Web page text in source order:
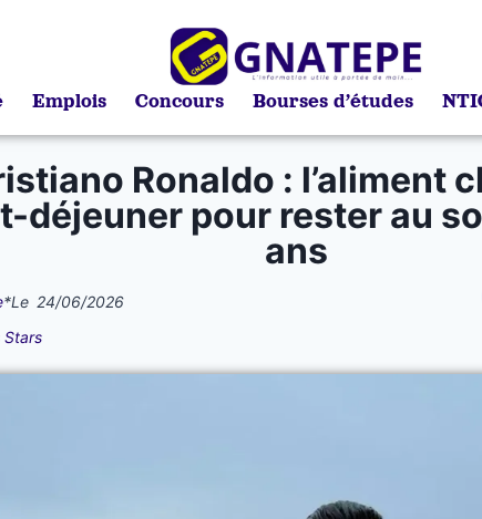
Emplois Concours Bourses d’études
Ronaldo : l’aliment
déjeuner pour rester au
ans
*Le 24/06/2026
Stars